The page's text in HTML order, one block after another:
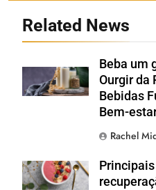
Related News
Shutterstock
Beba um
Ourgir da
Bebidas
Bem-
Rachel
Shutterstock